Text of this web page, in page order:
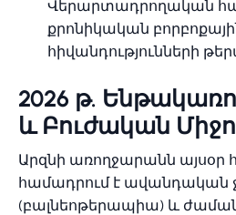
Վերարտադրողական
քրոնիկական
հիվանդությունների
2026 թ.
և Բուժական
Արզնի առողջարանն այսօր
համադրում է ավանդական
(բալնեոթերապիա) և